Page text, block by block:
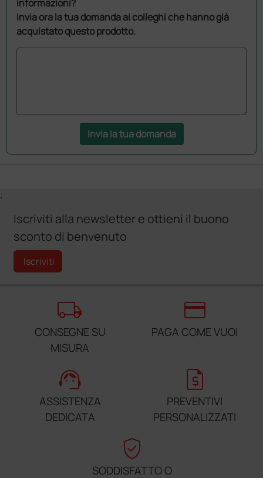
informazioni?
Invia ora la tua domanda ai colleghi che hanno già
acquistato questo prodotto.
Invia la tua domanda
;
Iscriviti alla newsletter e ottieni il buono
sconto di benvenuto
Iscriviti
local_shipping
CONSEGNE SU
MISURA
credit_card
PAGA COME VUOI
support_agent
ASSISTENZA
DEDICATA
request_quote
PREVENTIVI
PERSONALIZZATI
verified_user
SODDISFATTO O